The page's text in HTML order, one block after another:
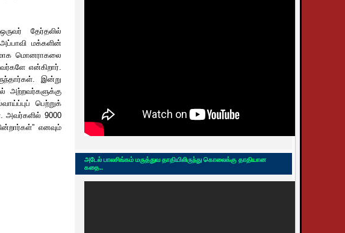
ஒருவர் தேர்தலில்
மக்களின்
மொனராகலை
என்கிறார்.
இன்று
அற்றவர்களுக்கு
பெற்றுக்
அவர்களில் 9000
எனவும்
அடேல் பாலசிங்கம் மருத்துவ தாதியிலிருந்து கொலைக்கு தாதியான
கதை..